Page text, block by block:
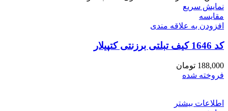
نمایش سریع
مقايسه
افزودن به علاقه مندی
کد 1646 کیف تبلتی برزنتی کتپیلار
188,000 تومان
فروخته شده
اطلاعات بیشتر